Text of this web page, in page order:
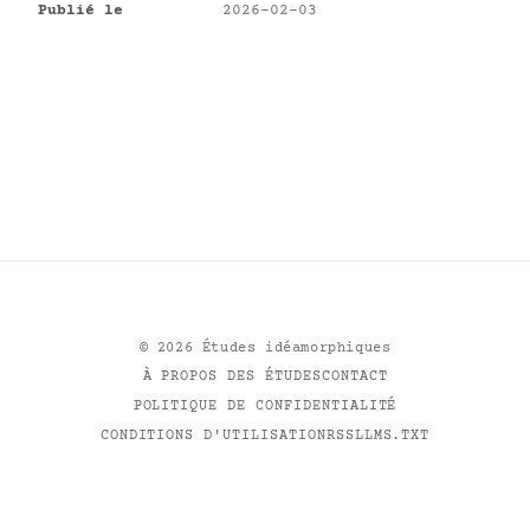
Publié le
2026-02-03
© 2026 Études idéamorphiques
À PROPOS DES ÉTUDESCONTACT
POLITIQUE DE CONFIDENTIALITÉ
CONDITIONS D'UTILISATIONRSSLLMS.TXT